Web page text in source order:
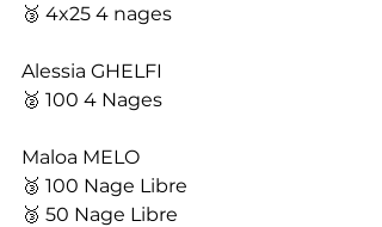
🥉 4x25 4 nages
Alessia GHELFI
🥈 100 4 Nages
Maloa MELO
🥉 100 Nage Libre
🥉 50 Nage Libre